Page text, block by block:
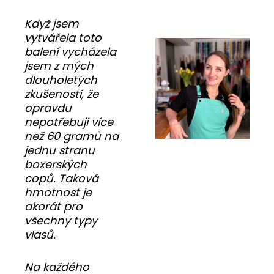
Když jsem
vytvářela toto
balení vycházela
jsem z mých
dlouholetých
zkušeností, že
opravdu
nepotřebuji více
než 60 gramů na
jednu stranu
boxerských
copů. Taková
hmotnost je
akorát pro
všechny typy
vlasů.
Na každého